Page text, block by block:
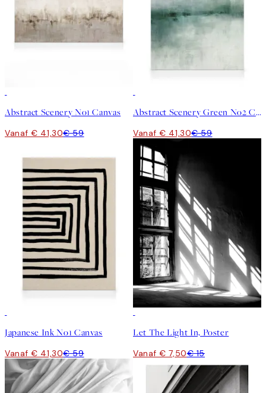
Abstract Scenery No1 Canvas
Vanaf € 41,30€ 59
Abstract Scenery Green No2 Canvas
Vanaf € 41,30€ 59
Japanese Ink No1 Canvas
Vanaf € 41,30€ 59
Let The Light In, Poster
Vanaf € 7,50€ 15